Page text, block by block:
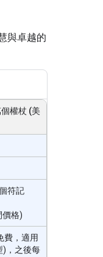
與卓越的
權杖 (美
符記
價格)
費，適用
)，之後每